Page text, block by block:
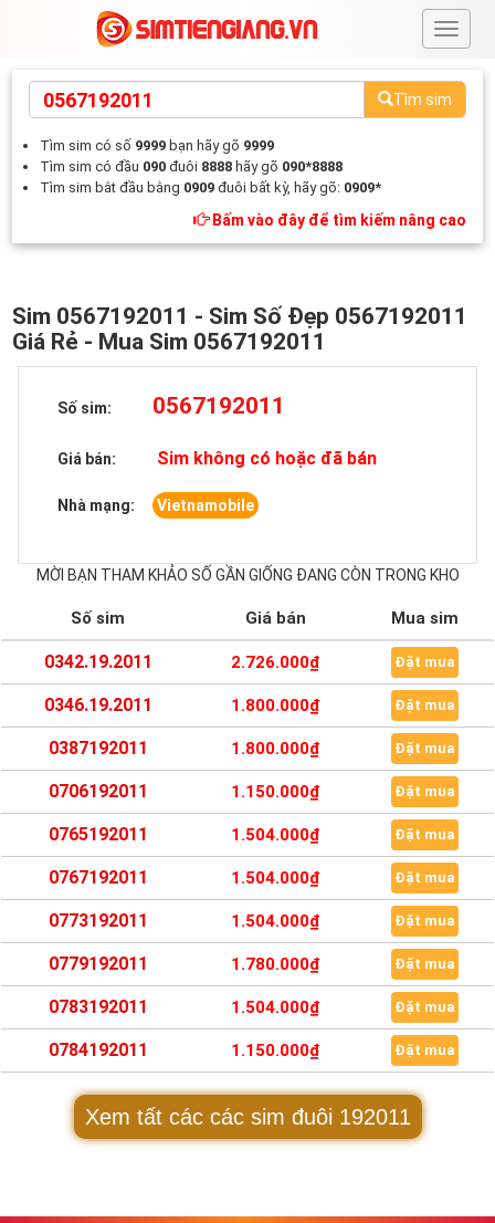
#
Tìm sim
Tìm sim có số 9999 bạn hãy gõ 9999
Tìm sim có đầu 090 đuôi 8888 hãy gõ 090*8888
Tìm sim bắt đầu bằng 0909 đuôi bất kỳ, hãy gõ: 0909*
Bấm vào đây để tìm kiếm nâng cao
Sim 0567192011 - Sim Số Đẹp 0567192011
Giá Rẻ - Mua Sim 0567192011
Số sim: 0567192011
Giá bán: Sim không có hoặc đã bán
Nhà mạng: Vietnamobile
MỜI BẠN THAM KHẢO SỐ GẦN GIỐNG ĐANG CÒN TRONG KHO
Số sim Giá bán Mua sim
0342.19.2011 2.726.000₫ Đặt mua
0346.19.2011 1.800.000₫ Đặt mua
0387192011 1.800.000₫ Đặt mua
0706192011 1.150.000₫ Đặt mua
0765192011 1.504.000₫ Đặt mua
0767192011 1.504.000₫ Đặt mua
0773192011 1.504.000₫ Đặt mua
0779192011 1.780.000₫ Đặt mua
0783192011 1.504.000₫ Đặt mua
0784192011 1.150.000₫ Đặt mua
Xem tất các các sim đuôi 192011